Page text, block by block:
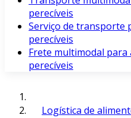
perecíveis
Serviço de transporte
perecíveis
Frete multimodal para
perecíveis
Logística de